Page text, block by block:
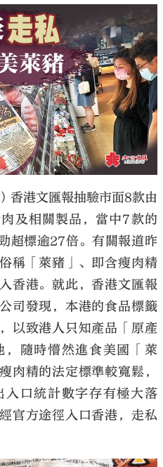
香港文匯報抽驗市面8款由
及相關製品，當中7款的
超標逾27倍。有關報道昨
稱「萊豬」、即含瘦肉精
香港。就此，香港文匯報
司發現，本港的食品標籤
以致港人只知產品「原產
隨時懵然進食美國「萊
肉精的法定標準較寬鬆，
口統計數字存有極大落
官方途徑入口香港，走私